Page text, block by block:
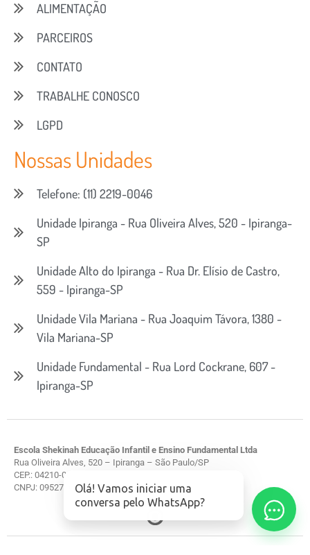
ALIMENTAÇÃO
PARCEIROS
CONTATO
TRABALHE CONOSCO
LGPD
Nossas Unidades
Telefone: (11) 2219-0046
Unidade Ipiranga - Rua Oliveira Alves, 520 - Ipiranga-
SP
Unidade Alto do Ipiranga - Rua Dr. Elísio de Castro,
559 - Ipiranga-SP
Unidade Vila Mariana - Rua Joaquim Távora, 1380 -
Vila Mariana-SP
Unidade Fundamental - Rua Lord Cockrane, 607 -
Ipiranga-SP
Escola Shekinah Educação Infantil e Ensino Fundamental Ltda
Rua Oliveira Alves, 520 – Ipiranga – São Paulo/SP
CEP.: 04210-061
CNPJ: 095276660001-77Olá! Vamos iniciar uma
conversa pelo WhatsApp?